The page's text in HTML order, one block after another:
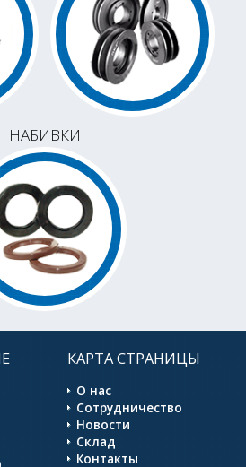
НАБИВКИ
КАРТА СТРАНИЦЫ
О нас
Сотрудничество
Новости
Склад
Контакты